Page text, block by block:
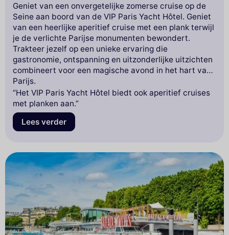
Geniet van een onvergetelijke zomerse cruise op de
Seine aan boord van de VIP Paris Yacht Hôtel. Geniet
van een heerlijke aperitief cruise met een plank terwijl
je de verlichte Parijse monumenten bewondert.
Trakteer jezelf op een unieke ervaring die
gastronomie, ontspanning en uitzonderlijke uitzichten
combineert voor een magische avond in het hart van
Parijs.
“Het VIP Paris Yacht Hôtel biedt ook aperitief cruises
met planken aan.”
Lees verder